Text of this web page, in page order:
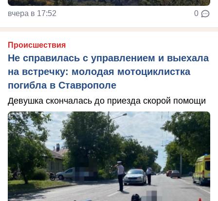
вчера в 17:52 0
Происшествия
Не справилась с управлением и выехала
на встречку: молодая мотоциклистка
погибла в Ставрополе
Девушка скончалась до приезда скорой помощи